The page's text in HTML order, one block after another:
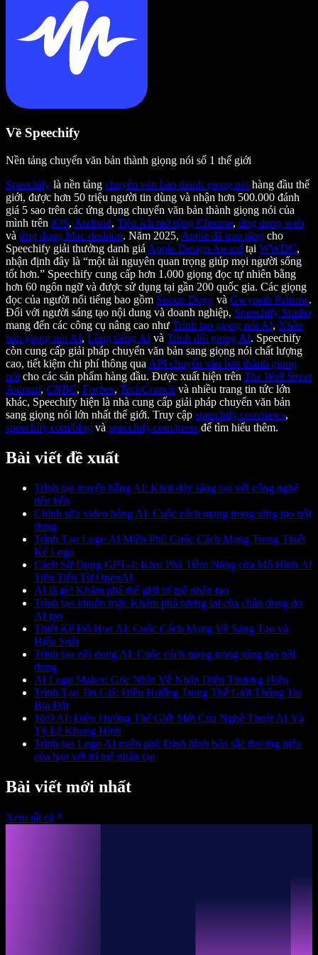
Về Speechify
Nền tảng chuyển văn bản thành giọng nói số 1 thế giới
Speechify là nền tảng chuyển văn bản thành giọng nói hàng đầu thế
giới, được hơn 50 triệu người tin dùng và nhận hơn 500.000 đánh
giá 5 sao trên các ứng dụng chuyển văn bản thành giọng nói của
mình trên iOS, Android, Tiện ích mở rộng Chrome, ứng dụng web
và ứng dụng Mac desktop. Năm 2025, Apple đã trao tặng cho
Speechify giải thưởng danh giá Apple Design Award tại WWDC,
nhận định đây là “một tài nguyên quan trọng giúp mọi người sống
tốt hơn.” Speechify cung cấp hơn 1.000 giọng đọc tự nhiên bằng
hơn 60 ngôn ngữ và được sử dụng tại gần 200 quốc gia. Các giọng
đọc của người nổi tiếng bao gồm Snoop Dogg và Gwyneth Paltrow.
Đối với người sáng tạo nội dung và doanh nghiệp, Speechify Studio
mang đến các công cụ nâng cao như Trình tạo giọng nói AI, Nhân
bản giọng nói AI, Lồng tiếng AI và Trình đổi giọng AI. Speechify
còn cung cấp giải pháp chuyển văn bản sang giọng nói chất lượng
cao, tiết kiệm chi phí thông qua API chuyển văn bản thành giọng
nói cho các sản phẩm hàng đầu. Được xuất hiện trên The Wall Street
Journal, CNBC, Forbes, TechCrunch và nhiều trang tin tức lớn
khác, Speechify hiện là nhà cung cấp giải pháp chuyển văn bản
sang giọng nói lớn nhất thế giới. Truy cập speechify.com/news,
speechify.com/blog và speechify.com/press để tìm hiểu thêm.
Bài viết đề xuất
Trình tạo truyện bằng AI: Khơi dậy sáng tạo với công nghệ
tiên tiến
Chỉnh sửa video bằng AI: Cuộc cách mạng trong sáng tạo nội
dung
Trình Tạo Logo AI Miễn Phí: Cuộc Cách Mạng Trong Thiết
Kế Logo
Cách Sử Dụng GPT-4: Khai Phá Tiềm Năng của Mô Hình AI
Tiên Tiến Từ OpenAI
AI là gì? Khám phá thế giới trí tuệ nhân tạo
Trình tạo khuôn mặt: Khám phá tương lai của chân dung do
AI tạo
Thiết Kế Đồ Họa AI: Cuộc Cách Mạng Về Sáng Tạo và
Hiệu Suất
Trình tạo nội dung AI: Cuộc cách mạng trong sáng tạo nội
dung
AI Logo Maker: Góc Nhìn Về Nhận Diện Thương Hiệu
Trình Tạo Tin Giả: Điều Hướng Trong Thế Giới Thông Tin
Bịa Đặt
16:9 AI: Điều Hướng Thế Giới Mới Của Nghệ Thuật AI Và
Tỷ Lệ Khung Hình
Trình tạo Logo AI miễn phí: Định hình bản sắc thương hiệu
của bạn với trí tuệ nhân tạo
Bài viết mới nhất
Xem tất cả